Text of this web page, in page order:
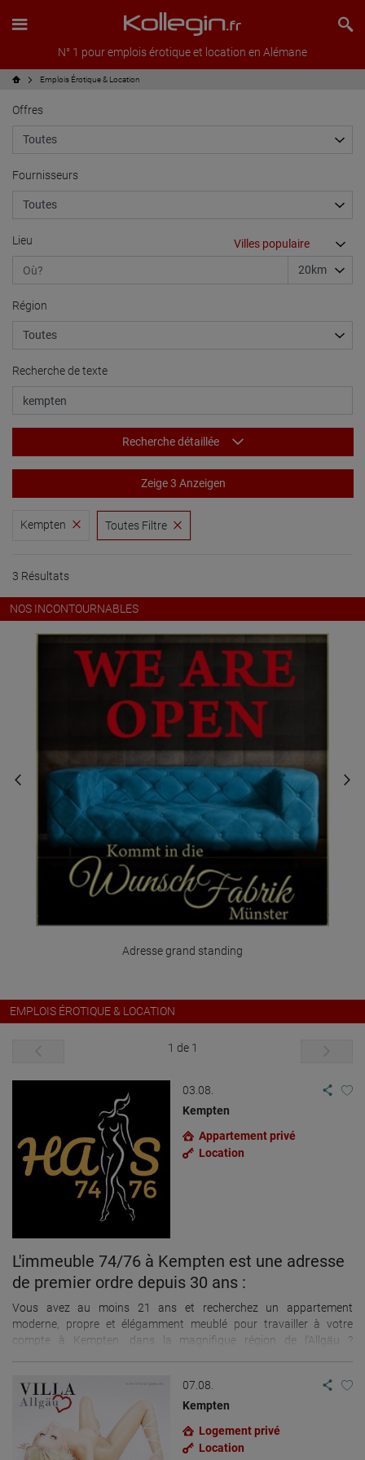
N° 1 pour emplois érotique et location en Alémane
Emplois Érotique & Location
Offres
Fournisseurs
Lieu
Région
Recherche de texte
Recherche détaillée
Zeige 3 Anzeigen
Kempten Toutes Filtre
3 Résultats
NOS INCONTOURNABLES
Adresse grand standing
EMPLOIS ÉROTIQUE & LOCATION
1 de 1
03.08.
Kempten
Appartement privé
Location
L'immeuble 74/76 à Kempten est une adresse
de premier ordre depuis 30 ans :
Vous avez au moins 21 ans et recherchez un appartement
moderne, propre et élégamment meublé pour travailler à votre
compte à Kempten, dans la magnifique région de l'Allgäu ?
pour une femme seule ou des appartements de 3 à 4 pièces pour
deux amis. Le centre commercial Forum Allgäu, situé à proximité,
offre d'excellentes possibilités de shopping. Un parking est
disponible (payant). Réservations via WhatsApp :
+49 152 04049452 ...
07.08.
Kempten
Logement privé
Location